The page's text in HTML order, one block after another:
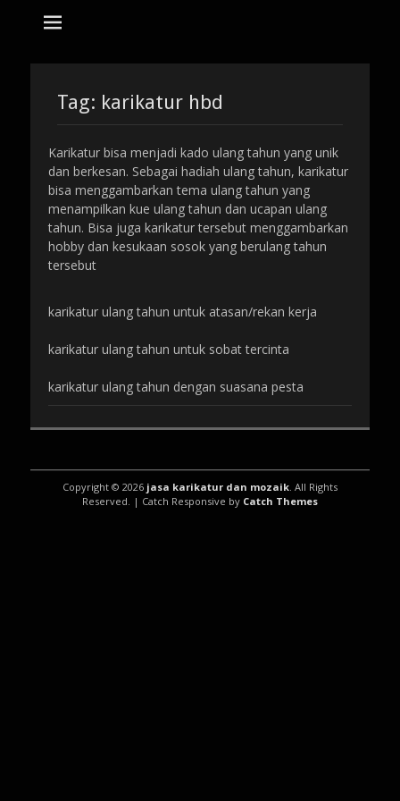
Tag: karikatur hbd
Karikatur bisa menjadi kado ulang tahun yang unik
dan berkesan. Sebagai hadiah ulang tahun, karikatur
bisa menggambarkan tema ulang tahun yang
menampilkan kue ulang tahun dan ucapan ulang
tahun. Bisa juga karikatur tersebut menggambarkan
hobby dan kesukaan sosok yang berulang tahun
tersebut
karikatur ulang tahun untuk atasan/rekan kerja
karikatur ulang tahun untuk sobat tercinta
karikatur ulang tahun dengan suasana pesta
Copyright © 2026 jasa karikatur dan mozaik. All Rights
Reserved. | Catch Responsive by Catch Themes